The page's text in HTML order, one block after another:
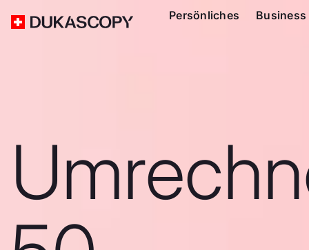
Persönliches Business